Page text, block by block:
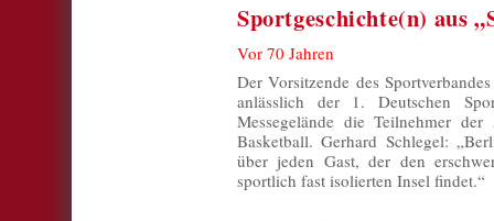
Sportgeschichte(n) aus
Vor 70 Jahren
Der Vorsitzende des
anlässlich der 1. Deutschen
Messegelände die Teilnehmer
Basketball. Gerhard Schlegel:
über jeden Gast, der den
sportlich fast isolierten Insel findet.“